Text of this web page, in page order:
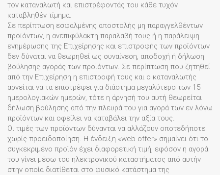
τον καταναλωτή και επιστρέφοντάς του κάθε τυχόν
καταβληθέν τίμημα.
Σε περίπτωση εσφαλμένης αποστολής μη παραγγελθέντων
προϊόντων, η ανεπιφύλακτη παραλαβή τους ή η παράλειψη
ενημέρωσης της Επιχείρησης και επιστροφής των προϊόντων
δεν δύναται να θεωρηθεί ως συναίνεση, αποδοχή ή δήλωση
βούλησης αγοράς των προϊόντων. Σε περίπτωση που ζητηθεί
από την Επιχείρηση η επιστροφή τους και ο καταναλωτής
αρνείται να τα επιστρέψει για διάστημα μεγαλύτερο των 15
ημερολογιακών ημερών, τότε η άρνησή του αυτή θεωρείται
δήλωση βούλησης από την πλευρά του για αγορά των εν λόγω
προϊόντων και οφείλει να καταβάλει την αξία τους.
Οι τιμές των προϊόντων δύνανται να αλλάζουν οποτεδήποτε
χωρίς προειδοποίηση. Η ένδειξη «web offer» σημαίνει ότι το
συγκεκριμένο προϊόν έχει διαφορετική τιμή, εφόσον η αγορά
του γίνει μέσω του ηλεκτρονικού καταστήματος από αυτήν
στην οποία διατίθεται στο φυσικό κατάστημα της